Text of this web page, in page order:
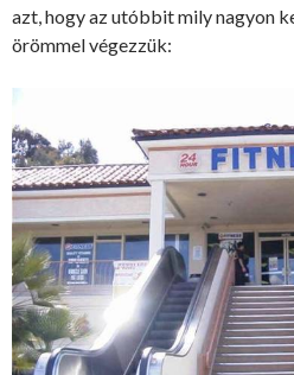
azt, hogy az utóbbit mily nagyon
örömmel végezzük: